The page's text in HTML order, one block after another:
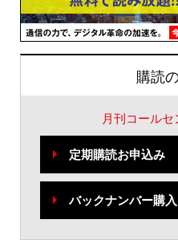
購読
月刊コール
定期購読お申込み
バックナンバー購入